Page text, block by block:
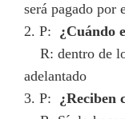
será pagado por
2. P: ¿Cuándo
R: dentro de
adelantado
3. P: ¿Reciben